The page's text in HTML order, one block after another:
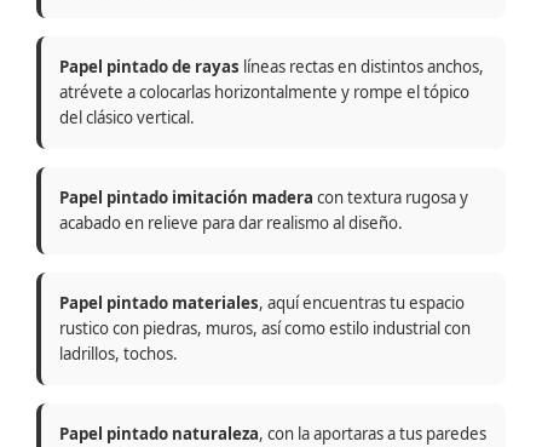
Papel pintado de rayas líneas rectas en distintos anchos,
atrévete a colocarlas horizontalmente y rompe el tópico
del clásico vertical.
Papel pintado imitación madera con textura rugosa y
acabado en relieve para dar realismo al diseño.
Papel pintado materiales, aquí encuentras tu espacio
rustico con piedras, muros, así como estilo industrial con
ladrillos, tochos.
Papel pintado naturaleza, con la aportaras a tus paredes